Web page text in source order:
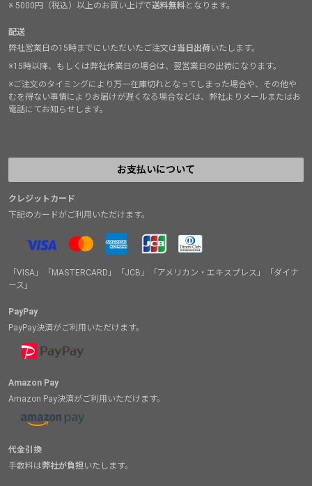
※ 5000円（税込）以上のお買い上げで送料無料となります。
配送
弊社営業日の15時までにいただいたご注文は当日出荷いたします。
※15時以降、もしくは弊社休業日の場合は、翌営業日の出荷になります。
※ご注文のタイミングにより万一在庫切れとなってしまった場合や、その他や
むを得ない事情によりお届けが遅くなる場合などは、弊社よりメールまたはお
電話にてお知らせします。
お支払いについて
クレジットカード
下記のカードがご利用いただけます。
「VISA」「MASTERCARD」「JCB」「アメリカン・エキスプレス」「ダイナ
ース」
PayPay
PayPay決済がご利用いただけます。
Amazon Pay
Amazon Pay決済がご利用いただけます。
代金引換
手数料は弊社が負担いたします。